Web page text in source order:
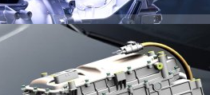
ปลอดภัยของแบตเตอรี่ตลอดเวลา เทคโน
จาก Electric Mode หรือการขับเคลื่อนด้ว
ขุมพลังไฮบริด ชูความประห